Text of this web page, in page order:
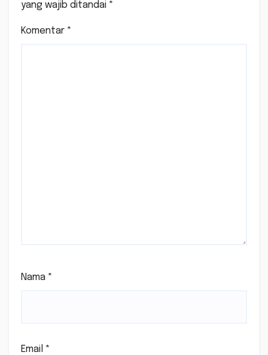
yang wajib ditandai *
Komentar *
Nama *
Email *